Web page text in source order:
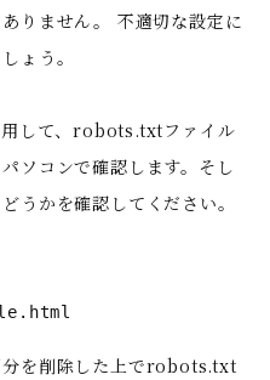
りません。 不適切な設定に
ょう。
用して、robots.txtファイル
ソコンで確認します。そし
うかを確認してください。
分を削除した上でrobots.txt